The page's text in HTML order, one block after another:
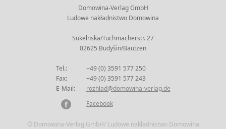
Domowina-Verlag GmbH
Ludowe nakładnistwo Domowina
Sukelnska/Tuchmacherstr. 27
02625 Budyšin/Bautzen
Tel.:
+49 (0) 3591 577 250
Fax:
+49 (0) 3591 577 243
E-Mail:
rozhlad@domowina-verlag.de
Facebook
© Domowina-Verlag GmbH/ Ludowe nakładnistwo Domowina